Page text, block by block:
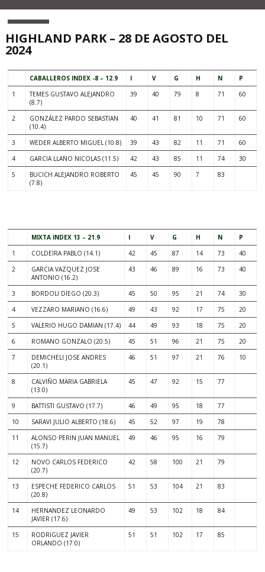
HIGHLAND PARK – 28 DE AGOSTO DEL
2024
CABALLEROS INDEX -8 – 12.9 I V G H N
P
1
TEMES GUSTAVO ALEJANDRO
(8.7)
39 40 79 8 71 60
2
GONZÁLEZ PARDO SEBASTIAN
(10.4)
40 41 81 10 71 60
3 WEDER ALBERTO MIGUEL (10.8) 39 43 82 11 71
60
4
GARCIA LLANO NICOLAS (11.5) 42 43 85 11 74
30
5
BUCICH ALEJANDRO ROBERTO
(7.8)
45 45 90 7 83
MIXTA INDEX 13 – 21.9 I V G H N
P
1
COLDEIRA PABLO (14.1) 42 45 87 14 73
40
2
GARCIA VAZQUEZ JOSE
ANTONIO (16.2)
43 46 89 16 73 40
3 BORDOLI DIEGO (20.3) 45 50 95 21 74
30
4
VEZZARO MARIANO (16.6) 49 43 92 17 75
20
5
VALERIO HUGO DAMIAN (17.4) 44 49 93 18 75
20
6
ROMANO GONZALO (20.5) 45 51 96 21 75
20
7
DEMICHELI JOSE ANDRES
(20.1)
46 51 97 21 76 10
8
CALVIÑO MARIA GABRIELA
(13.0)
45 47 92 15 77
9 BATTISTI GUSTAVO (17.7) 46 49 95 18
77
10
SARAVI JULIO ALBERTO (18.6) 45 52 97 19
78
11
ALONSO PERIN JUAN MANUEL
(15.7)
49 46 95 16 79
12
NOVO CARLOS FEDERICO
(20.7)
42 58 100 21 79
13
ESPECHE FEDERICO CARLOS
(20.8)
51 53 104 21 83
14
HERNANDEZ LEONARDO
JAVIER (17.6)
49 53 102 18 84
15
RODRIGUEZ JAVIER
ORLANDO (17.0)
51 51 102 17 85